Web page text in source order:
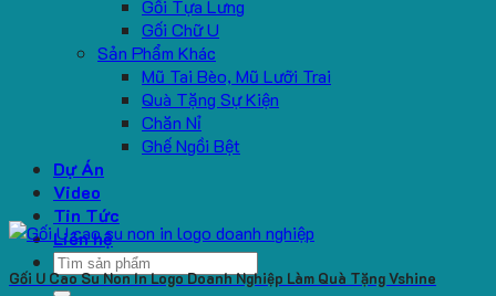
Gối Tựa Lưng
Gối Chữ U
Sản Phẩm Khác
Mũ Tai Bèo, Mũ Lưỡi Trai
Quà Tặng Sự Kiện
Chăn Nỉ
Ghế Ngồi Bệt
Dự Án
Video
Tin Tức
Liên hệ
Search
for:
Gối U Cao Su Non In Logo Doanh Nghiệp Làm Quà Tặng Vshine